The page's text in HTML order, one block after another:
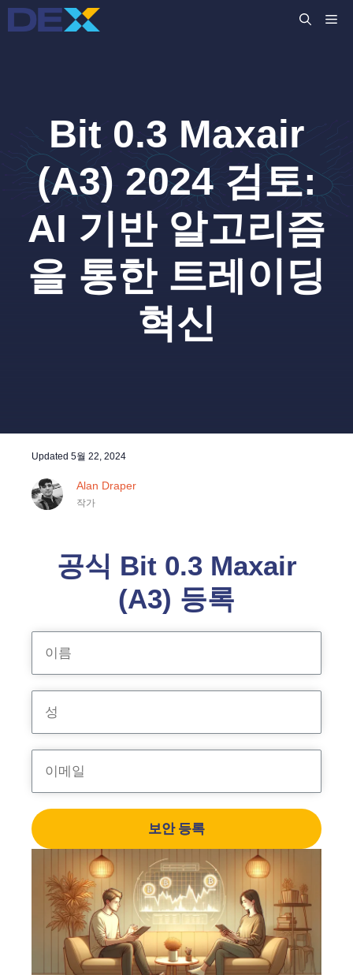
컨
텐
Bit 0.3 Maxair
(A3) 2024 검토:
AI 기반 알고리즘
을 통한 트레이딩
혁신
Updated 5월 22, 2024
Alan Draper
작가
공식 Bit 0.3 Maxair
(A3) 등록
보안 등록